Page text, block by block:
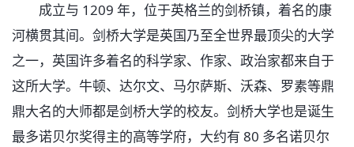
成立与 1209 年，位于英格兰的剑桥镇，着名的康
河横贯其间。剑桥大学是英国乃至全世界最顶尖的大学
之一，英国许多着名的科学家、作家、政治家都来自于
这所大学。牛顿、达尔文、马尔萨斯、沃森、罗素等鼎
鼎大名的大师都是剑桥大学的校友。剑桥大学也是诞生
最多诺贝尔奖得主的高等学府，大约有 80 多名诺贝尔